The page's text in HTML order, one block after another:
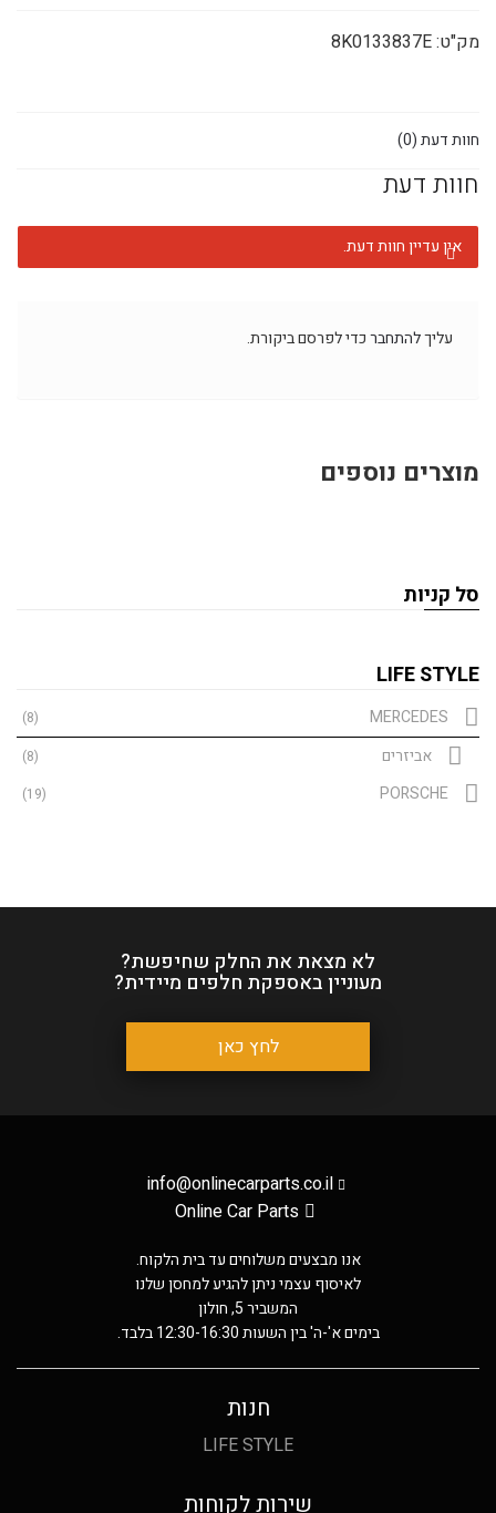
מק"ט:8K0133837E
חוות דעת (0)
חוות דעת
אין עדיין חוות דעת.
עליךלהתחברכדי לפרסם ביקורת.
מוצרים נוספים
סל קניות
LIFE STYLE
MERCEDES
(8)
אביזרים (8)
PORSCHE
(19)
לא מצאת את החלק שחיפשת?
מעוניין באספקת חלפים מיידית?
לחץ כאן
info@onlinecarparts.co.il
Online Car Parts
אנו מבצעים משלוחים עד בית הלקוח.
לאיסוף עצמי ניתן להגיע למחסן שלנו
המשביר 5, חולון
בימים א'-ה' בין השעות 12:30-16:30 בלבד.
חנות
LIFE STYLE
שירות לקוחות